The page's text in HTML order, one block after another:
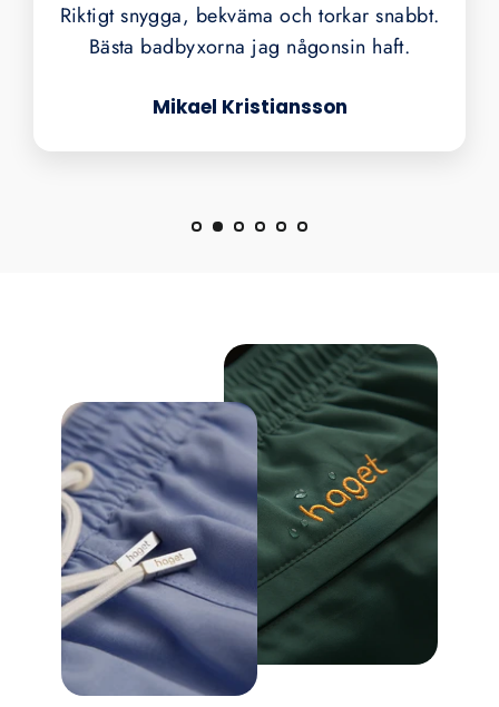
Riktigt snygga, bekväma och torkar snabbt.
Bästa badbyxorna jag någonsin haft.
Mikael Kristiansson